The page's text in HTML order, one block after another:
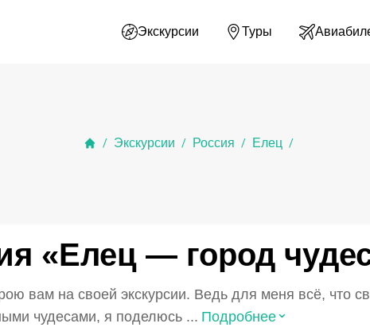
Экскурсии Туры
/ Экскурсии / Россия / Елец /
«Елец — город
вам на своей экскурсии. Ведь для меня всё, что
чудесами, я поделюсь ... Подробнее⌃